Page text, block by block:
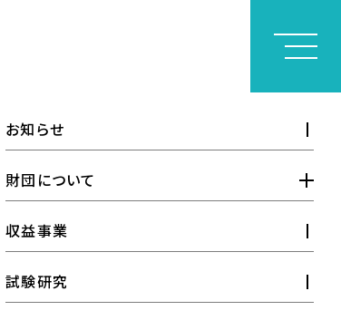
お知らせ
財団について
財団概要
設立者の想い
収益事業
試験研究